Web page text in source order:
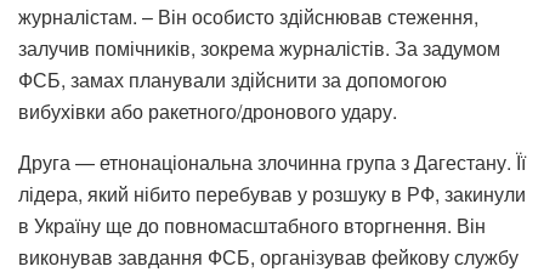
журналістам. – Він особисто здійснював стеження,
залучив помічників, зокрема журналістів. За задумом
ФСБ, замах планували здійснити за допомогою
вибухівки або ракетного/дронового удару.
Друга — етнонаціональна злочинна група з Дагестану. Її
лідера, який нібито перебував у розшуку в РФ, закинули
в Україну ще до повномасштабного вторгнення. Він
виконував завдання ФСБ, організував фейкову службу